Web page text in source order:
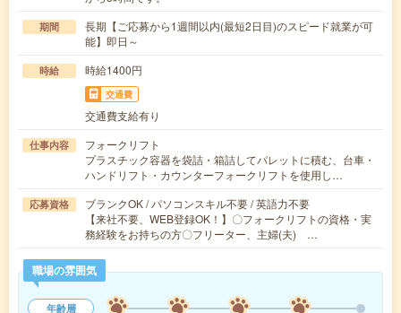
期間
長期【ご応募から1週間以内(最短2日目)のスピード就業が可
能】即日～
時給 時給1400円
交通費
交通費支給有り
仕事内容
フォークリフト
プラスチック容器を袋詰・箱詰してパレットに積む、台車・
ハンドリフト・カウンターフォークリフトを使用し…
応募資格
ブランクOK / パソコンスキル不要 / 英語力不要
【来社不要、WEB登録OK！】〇フォークリフトの資格・実
務経験をお持ちの方〇フリーター、主婦(夫) …
職場の雰囲気
年齢層